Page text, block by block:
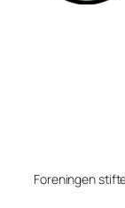
Foreningen